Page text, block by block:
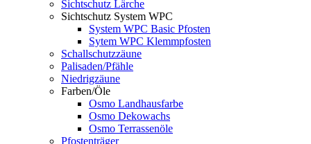
Sichtschutz Lärche
Sichtschutz System WPC
System WPC Basic Pfosten
Sytem WPC Klemmpfosten
Schallschutzzäune
Palisaden/Pfähle
Niedrigzäune
Farben/Öle
Osmo Landhausfarbe
Osmo Dekowachs
Osmo Terrassenöle
Pfostenträger